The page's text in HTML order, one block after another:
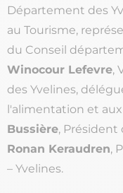
Département des
au Tourisme,
du Conseil
Winocour Lefevre,
des Yvelines,
l'alimentation et
Bussière, Président
Ronan Keraudren,
– Yvelines.